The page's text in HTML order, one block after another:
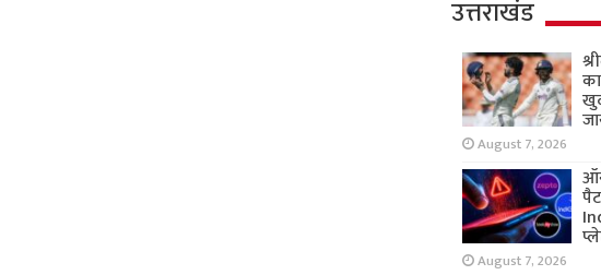
उत्तराखंड
August 7, 2026
August 7, 2026